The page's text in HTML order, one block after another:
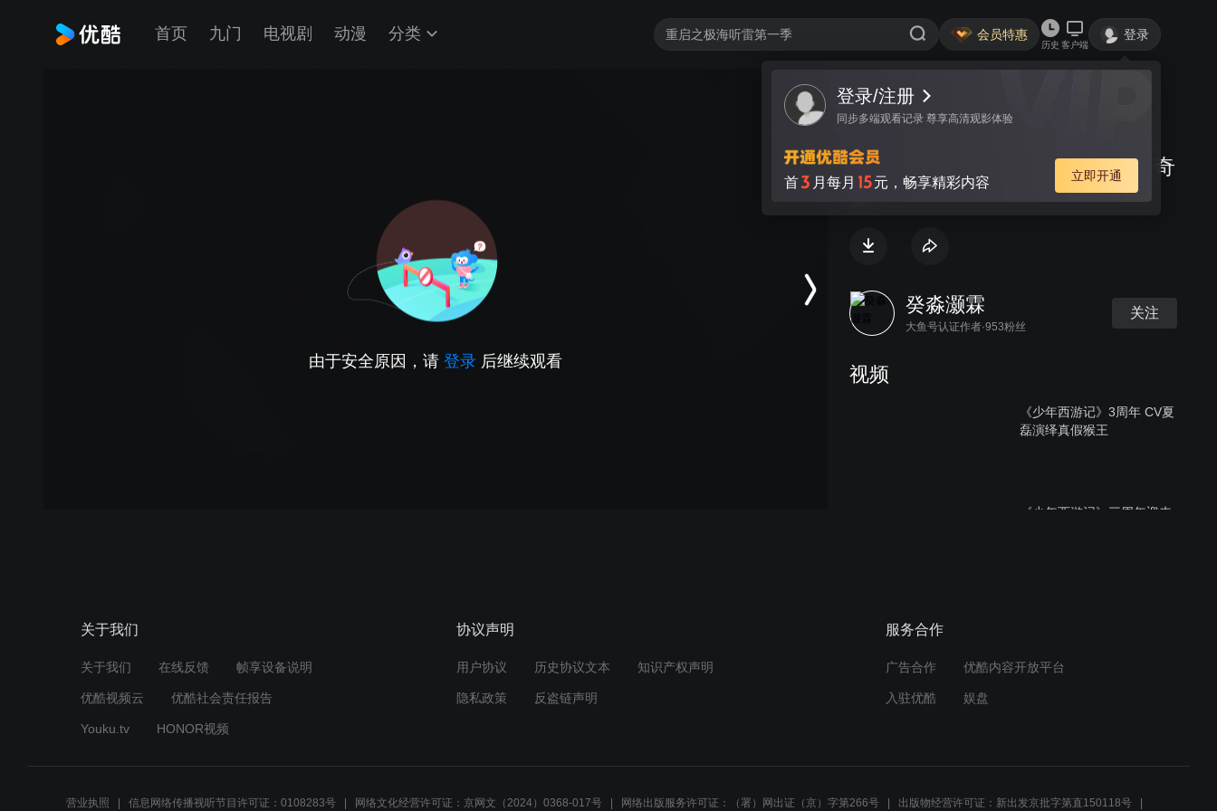
首页 九门 电视剧 动漫 分类 会员特惠
历史 客户端
登录
登录/注册
同步多端观看记录 尊享高清观影体验
首3 月每月 15元，畅享精彩内容 立即开通
由于安全原因，请 登录 后继续观看
视频 讨论
《少年西游记》公测TVC之法宝奇
缘
癸淼灏霖
大鱼号认证作者·953粉丝
关注
视频
《少年西游记》3周年 CV夏
磊演绎真假猴王
《少年西游记》三周年迎来
关于我们
关于我们 在线反馈 帧享设备说明
优酷视频云 优酷社会责任报告
Youku.tv HONOR视频
协议声明
用户协议 历史协议文本 知识产权声明
隐私政策 反盗链声明
服务合作
广告合作 优酷内容开放平台
入驻优酷 娱盘
营业执照 信息网络传播视听节目许可证：0108283号 网络文化经营许可证：京网文（2024）0368-017号 网络出版服务许可证：（署）网出证（京）字第266号 出版物经营许可证：新出发京批字第直150118号